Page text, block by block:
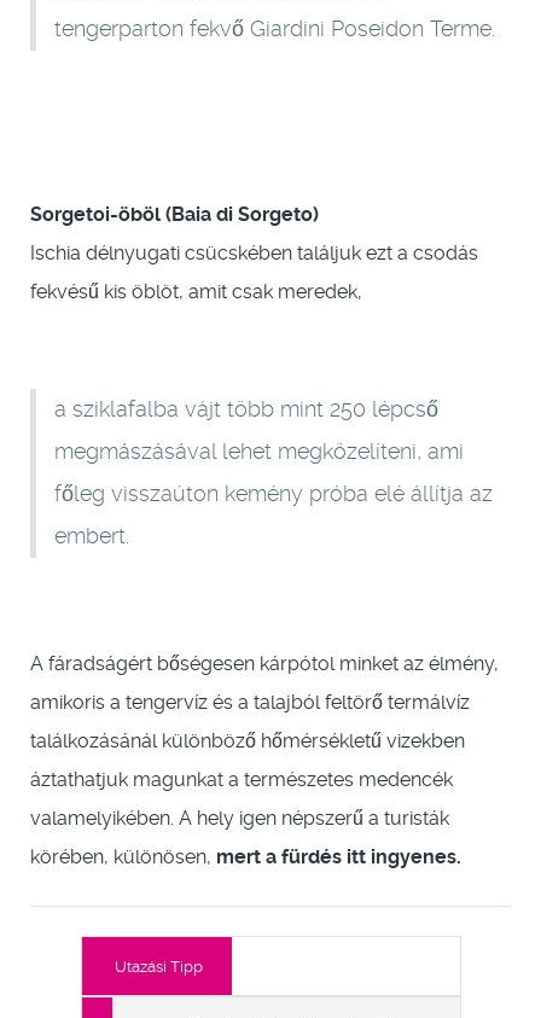
tengerparton fekvő Giardini Poseidon Terme.
Sorgetoi-öböl (Baia di Sorgeto)
Ischia délnyugati csücskében találjuk ezt a csodás
fekvésű kis öblöt, amit csak meredek,
a sziklafalba vájt több mint 250 lépcső
megmászásával lehet megközelíteni, ami
főleg visszaúton kemény próba elé állítja az
embert.
A fáradságért bőségesen kárpótol minket az élmény,
amikoris a tengervíz és a talajból feltörő termálvíz
találkozásánál különböző hőmérsékletű vizekben
áztathatjuk magunkat a természetes medencék
valamelyikében. A hely igen népszerű a turisták
körében, különösen, mert a fürdés itt ingyenes.
Utazási Tipp